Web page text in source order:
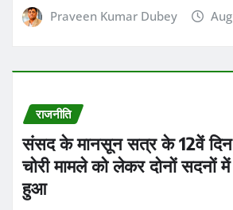
Praveen Kumar Dubey
राजनीति
संसद के मानसून सत्र के 12वें दिन
चोरी मामले को लेकर दोनों सदनों
हुआ